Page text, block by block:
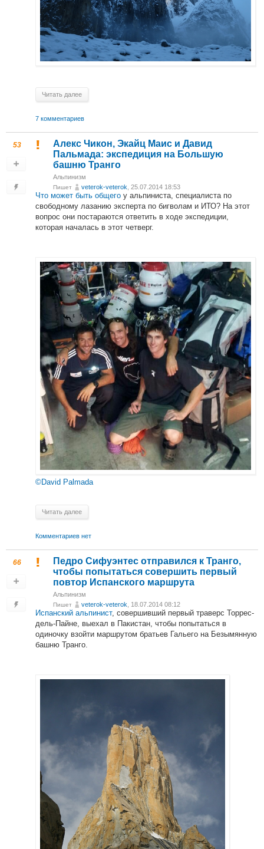
Читать далее
7 комментариев
53
Алекс Чикон, Экайц Маис и Давид
Пальмада: экспедиция на Большую
башню Транго
Альпинизм
Пишет veterok-veterok , 25.07.2014 18:53
Что может быть общего у альпиниста, специалиста по
свободному лазанию эксперта по бигволам и ИТО? На этот
вопрос они постараются ответить в ходе экспедиции,
которая началась в этот четверг.
©David Palmada
Читать далее
Комментариев нет
66
Педро Сифуэнтес отправился к Транго,
чтобы попытаться совершить первый
повтор Испанского маршрута
Альпинизм
Пишет veterok-veterok , 18.07.2014 08:12
Испанский альпинист, совершивший первый траверс Торрес-
дель-Пайне, выехал в Пакистан, чтобы попытаться в
одиночку взойти маршрутом братьев Гальего на Безымянную
башню Транго.